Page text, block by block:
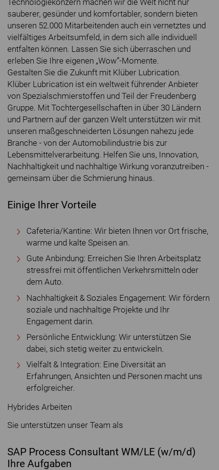
Technologiekonzern machen wir die Welt nicht nur
sauberer, gesünder und komfortabler, sondern bieten
unseren 52.000 Mitarbeitenden auch ein vernetztes und
vielfältiges Arbeitsumfeld, in dem sich alle individuell
entfalten können. Lassen Sie sich überraschen und
erleben Sie Ihre eigenen „Wow”-Momente.
Gestalten Sie die Zukunft mit Klüber Lubrication.
Klüber Lubrication ist ein weltweit führender Anbieter
von Spezialschmierstoffen und Teil der Freudenberg
Gruppe. Mit Tochtergesellschaften in über 30 Ländern
und Partnern auf der ganzen Welt unterstützen wir mit
unseren maßgeschneiderten Lösungen nahezu jede
Branche - von der Automobilindustrie bis zur
Lebensmittelverarbeitung. Helfen Sie uns, Innovation,
Nachhaltigkeit und nachhaltige Wirkung voranzutreiben -
gemeinsam über die Schmierung hinaus.
Einige Ihrer Vorteile
Cafeteria/Kantine: Wir bieten Ihnen vor Ort frische,
warme und kalte Speisen an.
Gute Anbindung: Erreichen Sie Ihren Arbeitsplatz
stressfrei mit öffentlichen Verkehrsmitteln oder
dem Auto.
Nachhaltigkeit & Soziales Engagement: Wir fördern
soziale und nachhaltige Projekte und Ihr
Engagement darin.
Persönliche Entwicklung: Wir unterstützen Sie
dabei, sich stetig weiter zu entwickeln.
Vielfalt & Integration: Eine Diversität an
Erfahrungen, Ansichten und Personen macht uns
erfolgreicher.
Hybrides Arbeiten
Sie unterstützen unser Team als
SAP Process Consultant WM/LE (w/m/d)
Ihre Aufgaben